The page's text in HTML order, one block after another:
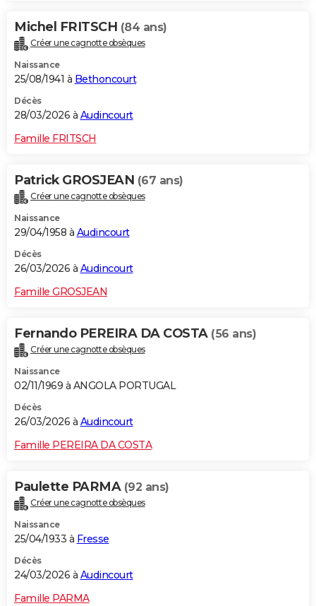
Michel FRITSCH (84 ans)
Créer une cagnotte obsèques
Naissance
25/08/1941 à Bethoncourt
Décès
28/03/2026 à Audincourt
Famille FRITSCH
Patrick GROSJEAN (67 ans)
Créer une cagnotte obsèques
Naissance
29/04/1958 à Audincourt
Décès
26/03/2026 à Audincourt
Famille GROSJEAN
Fernando PEREIRA DA COSTA (56 ans)
Créer une cagnotte obsèques
Naissance
02/11/1969 à ANGOLA PORTUGAL
Décès
26/03/2026 à Audincourt
Famille PEREIRA DA COSTA
Paulette PARMA (92 ans)
Créer une cagnotte obsèques
Naissance
25/04/1933 à Fresse
Décès
24/03/2026 à Audincourt
Famille PARMA